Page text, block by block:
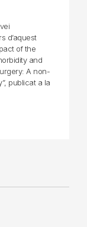
d’aquest
of the
and
A non-
publicat a la